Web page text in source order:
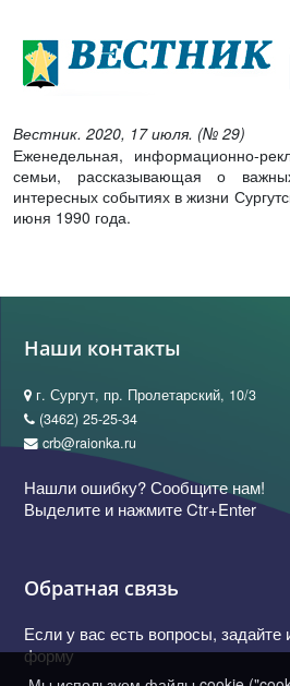
Вестник. 2020, 17 июля. (№ 29)
Еженедельная, информационно-
семьи, рассказывающая о
интересных событиях в жизни
июня 1990 года.
Наши контакты
г. Сургут, пр. Пролетарский, 10/3
(3462) 25-25-34
crb@raionka.ru
Нашли ошибку? Сообщите нам!
Выделите и нажмите Ctr+Enter
Обратная связь
Если у вас есть вопросы,
форму